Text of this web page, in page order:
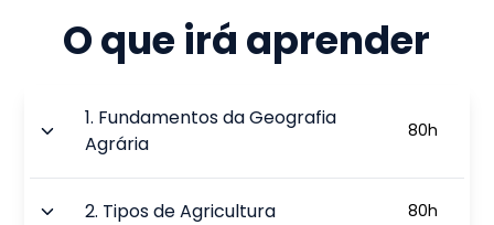
O que irá aprender
1. Fundamentos da Geografia
Agrária
80h
2. Tipos de Agricultura 80h